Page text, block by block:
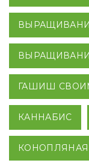
ГАШИШ
КАННАБИС